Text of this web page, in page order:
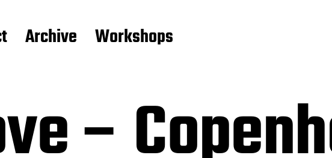
Archive Workshops
–